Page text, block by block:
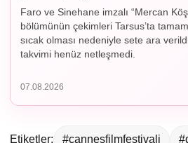
Faro ve Sinehane imzalı “Mercan
bölümünün çekimleri Tarsus’ta
sıcak olması nedeniyle sete ara
takvimi henüz netleşmedi.
07.08.2026
Etiketler: #cannesfilmfestivali